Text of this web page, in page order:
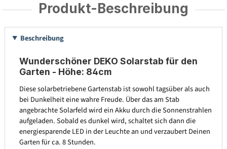
Produkt-Beschreibung
Beschreibung
Wunderschöner DEKO Solarstab für den
Garten - Höhe: 84cm
Diese solarbetriebene Gartenstab ist sowohl tagsüber als auch
bei Dunkelheit eine wahre Freude. Über das am Stab
angebrachte Solarfeld wird ein Akku durch die Sonnenstrahlen
aufgeladen. Sobald es dunkel wird, schaltet sich dann die
energiesparende LED in der Leuchte an und verzaubert Deinen
Garten für ca. 8 Stunden.